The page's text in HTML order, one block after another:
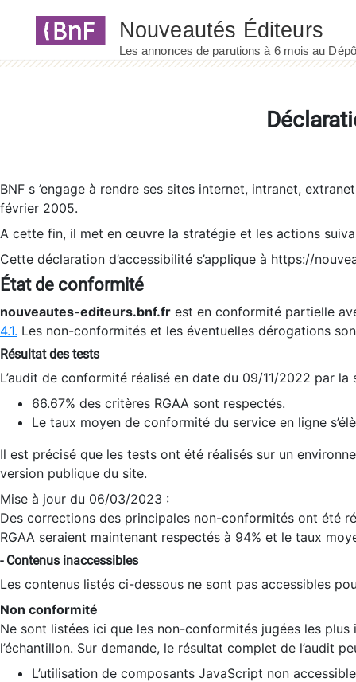
BNF s ’engage à rendre ses sites internet, intranet,
février 2005.
A cette fin, il met en œuvre la stratégie et les actions
Cette déclaration d’accessibilité s’applique à https://
État de conformité
nouveautes-editeurs.bnf.fr est en conformité partielle
4.1. Les non-conformités et les éventuelles dérogations
Résultat des tests
L’audit de conformité réalisé en date du 09/11/2022 par
66.67% des critères RGAA sont respectés.
Le taux moyen de conformité du service en ligne
Il est précisé que les tests ont été réalisés sur un
version publique du site.
Mise à jour du 06/03/2023 :
Des corrections des principales non-conformités ont été
RGAA seraient maintenant respectés à 94% et le taux
- Contenus inaccessibles
Les contenus listés ci-dessous ne sont pas accessibles
Non conformité
Ne sont listées ici que les non-conformités jugées les
l’échantillon. Sur demande, le résultat complet de l’audit
L’utilisation de composants JavaScript non